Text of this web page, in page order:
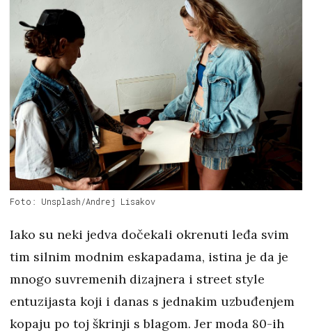
Foto: Unsplash/Andrej Lisakov
Iako su neki jedva dočekali okrenuti leđa svim
tim silnim modnim eskapadama, istina je da je
mnogo suvremenih dizajnera i street style
entuzijasta koji i danas s jednakim uzbuđenjem
kopaju po toj škrinji s blagom. Jer moda 80-ih